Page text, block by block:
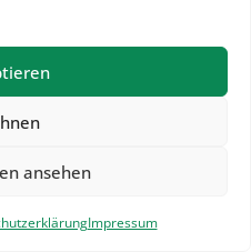
ansehen
Impressum
dieses Fahrzeug